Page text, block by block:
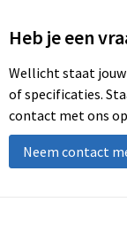
Heb je een
Wellicht staat
of specificaties.
contact met ons op
Neem contact